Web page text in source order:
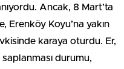
Ancak, 8 Mart’ta
Erenköy Koyu’na yakın
karaya oturdu. Er,
saplanması durumu,